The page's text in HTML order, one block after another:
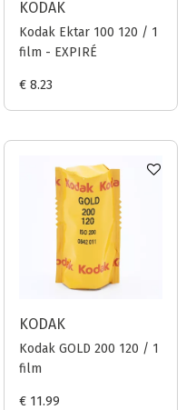
KODAK
Kodak Ektar 100 120 / 1
film - EXPIRÉ
€ 8.23
KODAK
Kodak GOLD 200 120 / 1
film
€ 11.99